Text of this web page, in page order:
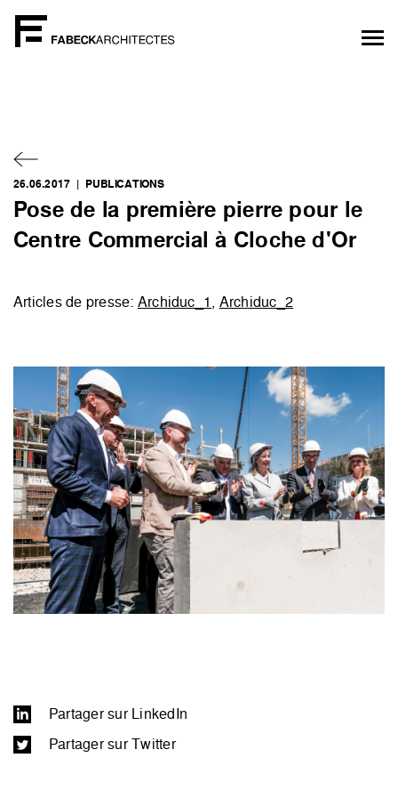
26.06.2017 | PUBLICATIONS
Pose de la première pierre pour le
Centre Commercial à Cloche d'Or
Articles de presse:Archiduc_1,Archiduc_2
Partager sur LinkedIn
Partager sur Twitter